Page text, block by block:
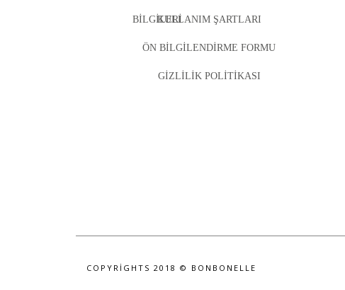
BILGILERIKULLANIM ŞARTLARI
ÖN BILGILENDIRME FORMU
GIZLILIK POLITIKASI
COPYRIGHTS 2018 © BONBONELLE